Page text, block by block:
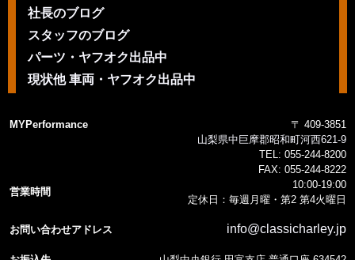
社長のブログ
スタッフのブログ
パーツ・ヤフオク出品中
現状他 車両・ヤフオク出品中
MYPerformance
〒 409-3851
山梨県中巨摩郡昭和町河西621-9
TEL: 055-244-8200
FAX: 055-244-8222
営業時間
10:00-19:00
定休日：毎週月曜・第2 第4火曜日
お問い合わせアドレス info@classicharley.jp